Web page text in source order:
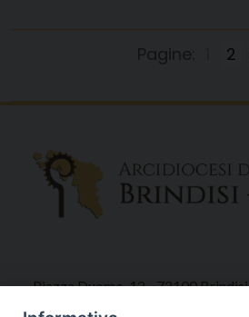
2
Piazza Duomo, 12 - 72100 Brindisi
Tel 0831.521958